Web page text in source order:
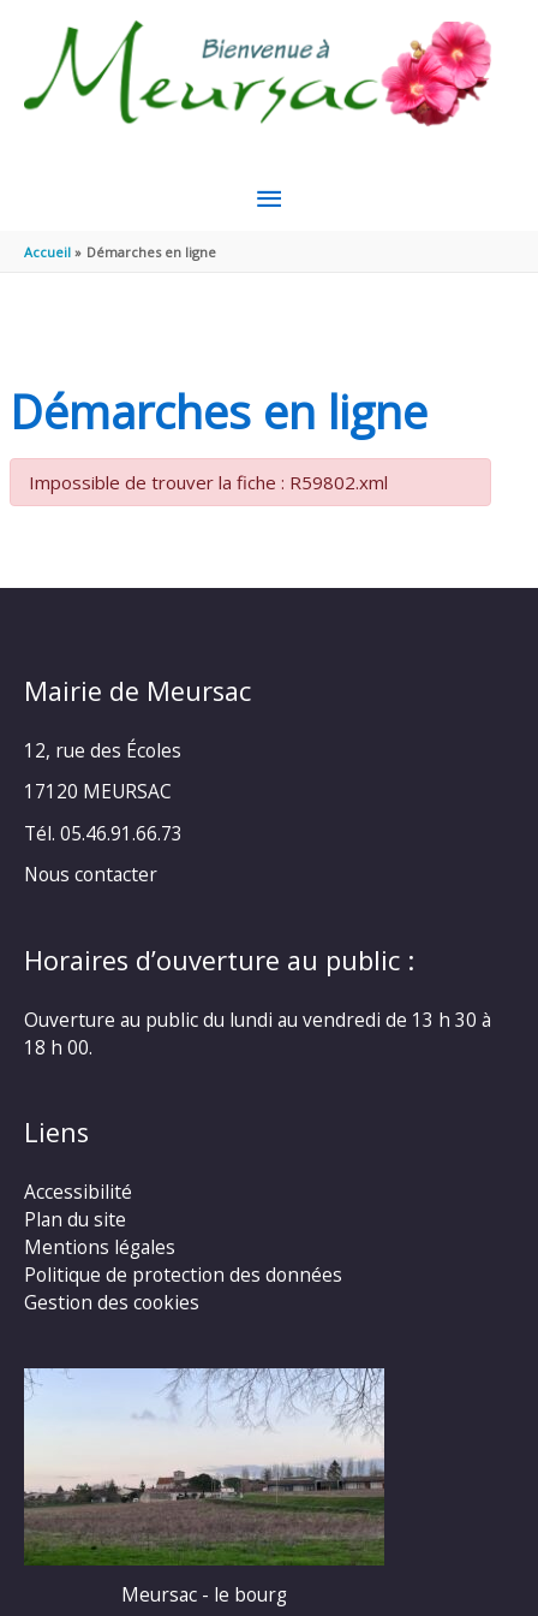
MENU
Accueil Démarches en ligne
Démarches en ligne
Impossible de trouver la fiche : R59802.xml
Mairie de Meursac
12, rue des Écoles
17120 MEURSAC
Tél. 05.46.91.66.73
Nous contacter
Horaires d’ouverture au public :
Ouverture au public du lundi au vendredi de 13 h 30 à
18 h 00.
Liens
Accessibilité
Plan du site
Mentions légales
Politique de protection des données
Gestion des cookies
Meursac - le bourg